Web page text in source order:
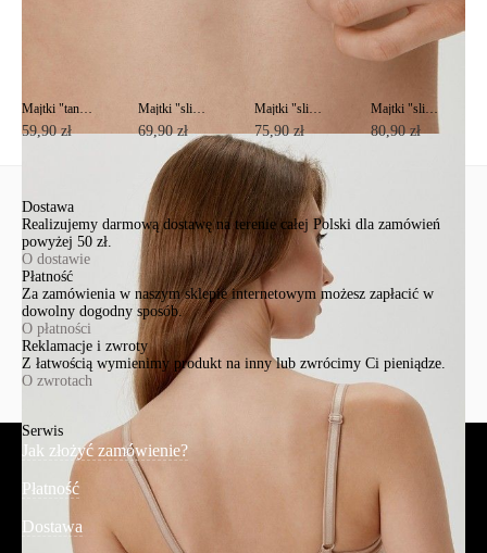
Majtki "tanga" SPORT GLAM RP6028
59,90 zł
Majtki "slipy" SPORT GLAM RP3029
69,90 zł
Majtki "slipy" SPORT GLAM RP3081
75,90 zł
Majtki "slipy" SPORT GLAM RP2097
80,90 zł
Dostawa
Realizujemy darmową dostawę na terenie całej Polski dla zamówień
powyżej 50 zł.
O dostawie
Płatność
Za zamówienia w naszym sklepie internetowym możesz zapłacić w
dowolny dogodny sposób.
O płatności
Reklamacje i zwroty
Z łatwością wymienimy produkt na inny lub zwrócimy Ci pieniądze.
O zwrotach
Serwis
Jak złożyć zamówienie?
Płatność
Dostawa